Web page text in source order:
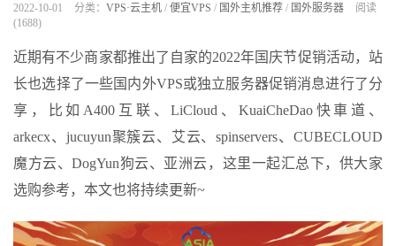
2022-10-01 分类： VPS·云主机 / 便宜VPS / 国外主机推荐 / 国外服务器
阅读
(1688)
近期有不少商家都推出了自家的2022年国庆节促销活动，站
长也选择了一些国内外VPS或独立服务器促销消息进行了分
享，比如A400互联、LiCloud、KuaiCheDao快車道、
arkecx、jucuyun聚簇云、艾云、spinservers、CUBECLOUD
魔方云、DogYun狗云、亚洲云，这里一起汇总下，供大家
选购参考，本文也将持续更新~